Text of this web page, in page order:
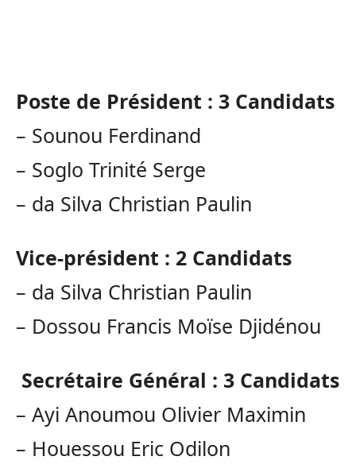
Poste de Président : 3 Candidats
– Sounou Ferdinand
– Soglo Trinité Serge
– da Silva Christian Paulin
Vice-président : 2 Candidats
– da Silva Christian Paulin
– Dossou Francis Moïse Djidénou
Secrétaire Général : 3 Candidats
– Ayi Anoumou Olivier Maximin
– Houessou Eric Odilon